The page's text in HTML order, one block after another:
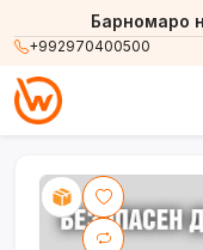
+992970400500
Барномаро